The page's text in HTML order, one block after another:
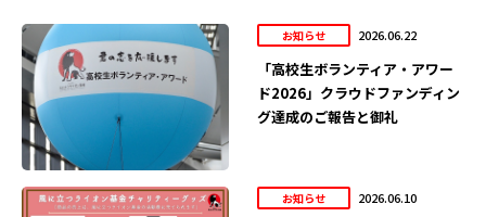
お知らせ 2026.06.22
「高校生ボランティア・アワー
ド2026」クラウドファンディン
グ達成のご報告と御礼
お知らせ 2026.06.10